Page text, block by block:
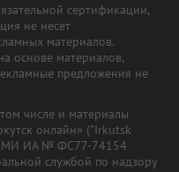
сертификации,
не несет
материалов.
основе материалов,
предложения не
числе и материалы
онлайн» ("Irkutsk
ИА № ФС77-74154
службой по надзору